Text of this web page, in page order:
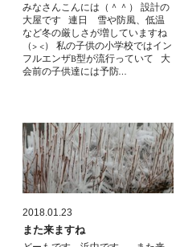
みなさんこんには（＾＾） 設計の
大屋です 連日 雪や防風、低温
など冬の厳しさが増していますね
（> <） 私の子供の小学校ではイン
フルエンザB型が流行っていて 大
会前の子供達には予防…
2018.01.23
また来ますね